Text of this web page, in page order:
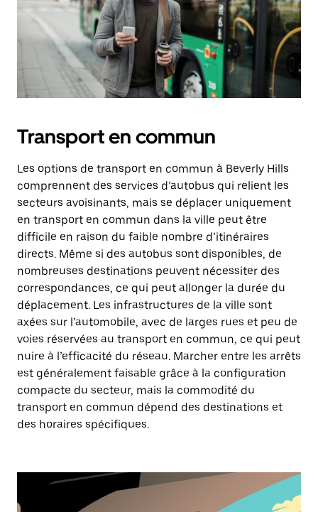
Transport en commun
Les options de transport en commun à Beverly Hills
comprennent des services d’autobus qui relient les
secteurs avoisinants, mais se déplacer uniquement
en transport en commun dans la ville peut être
difficile en raison du faible nombre d’itinéraires
directs. Même si des autobus sont disponibles, de
nombreuses destinations peuvent nécessiter des
correspondances, ce qui peut allonger la durée du
déplacement. Les infrastructures de la ville sont
axées sur l’automobile, avec de larges rues et peu de
voies réservées au transport en commun, ce qui peut
nuire à l’efficacité du réseau. Marcher entre les arrêts
est généralement faisable grâce à la configuration
compacte du secteur, mais la commodité du
transport en commun dépend des destinations et
des horaires spécifiques.